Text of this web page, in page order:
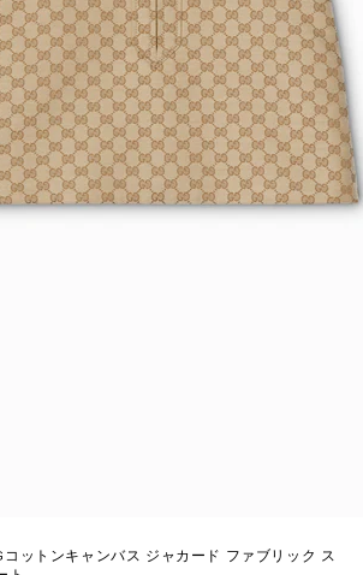
コットンキャンバス ジャカード ファブリック ス